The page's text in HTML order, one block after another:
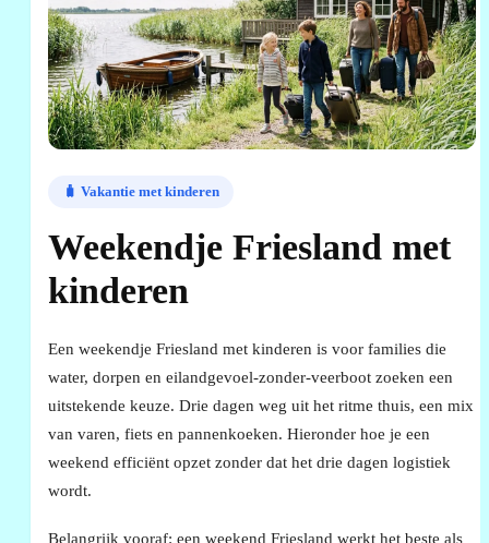
🧳 Vakantie met kinderen
Weekendje Friesland met
kinderen
Een weekendje Friesland met kinderen is voor families die
water, dorpen en eilandgevoel-zonder-veerboot zoeken een
uitstekende keuze. Drie dagen weg uit het ritme thuis, een mix
van varen, fiets en pannenkoeken. Hieronder hoe je een
weekend efficiënt opzet zonder dat het drie dagen logistiek
wordt.
Belangrijk vooraf: een weekend Friesland werkt het beste als